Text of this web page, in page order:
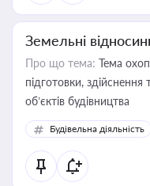
Земельні
Про що тема: Тема
підготовки,
об’єктів будівництва
Будівельна діяльність